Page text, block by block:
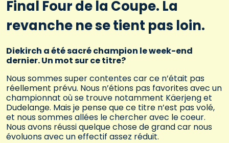
Final Four de la Coupe. La
revanche ne se tient pas loin.
Diekirch a été sacré champion le week-end
dernier. Un mot sur ce titre?
Nous sommes super contentes car ce n’était pas
réellement prévu. Nous n’étions pas favorites avec un
championnat où se trouve notamment Käerjeng et
Dudelange. Mais je pense que ce titre n’est pas volé,
et nous sommes allées le chercher avec le coeur.
Nous avons réussi quelque chose de grand car nous
évoluons avec un effectif assez réduit.